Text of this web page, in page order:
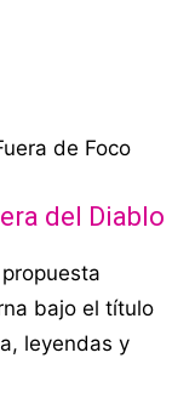
de Foco
del Diablo
bajo el título
leyendas y